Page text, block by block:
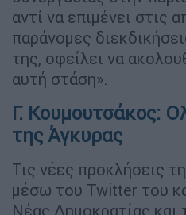
αντί να επιμένει στις
παράνομες
της, οφείλει να
αυτή στάση».
Γ. Κουμουτσάκος:
της Άγκυρας
Τις νέες προκλήσεις
μέσω του Twitter του
Νέας Δημοκρατίας και